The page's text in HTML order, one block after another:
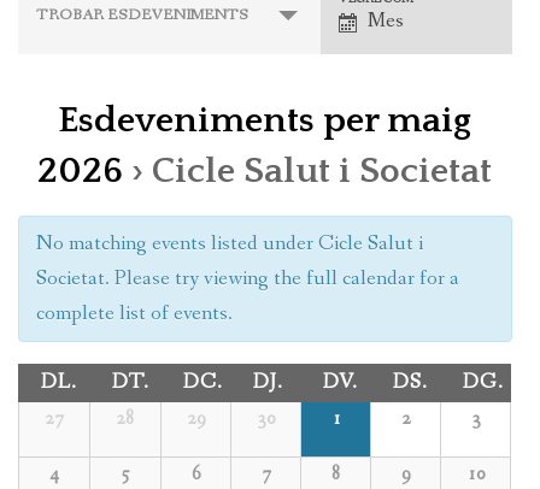
EDUCACIÓ
CALENDARI D’ESDEVENIMENTS
NOTÍCIES
HISTÒRIA
COL·LECCIONS
TROBAR ESDEVENIMENTS
Navegació
vistes
d'esdeveniments
Mes
Esdeveniments per maig
2026 › Cicle Salut i Societat
No matching events listed under Cicle Salut i
Societat. Please try viewing the full calendar for a
complete list of events.
DL. DT. DC. DJ. DV. DS. DG.
27 28 29 30 1 2 3
4 5 6 7 8 9 10